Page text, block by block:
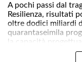
A pochi passi dal
Resilienza, risultati
oltre dodici miliardi
quarantaseimila
la capacità